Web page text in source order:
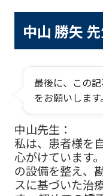
中山 勝矢
最後に、この
をお願いします。
中山先生：
私は、患者様を
心がけています
の設備を整え、
スに基づいた治